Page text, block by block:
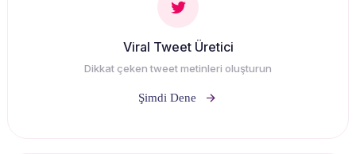
Viral Tweet Üretici
Dikkat çeken tweet metinleri oluşturun
Şimdi Dene